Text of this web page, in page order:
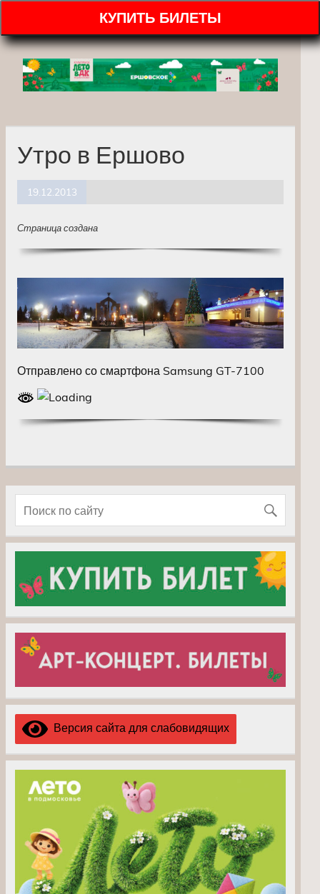
КУПИТЬ БИЛЕТЫ
Утро в Ершово
19.12.2013
Страница создана
Отправлено со смартфона Samsung GT-7100
Версия сайта для слабовидящих